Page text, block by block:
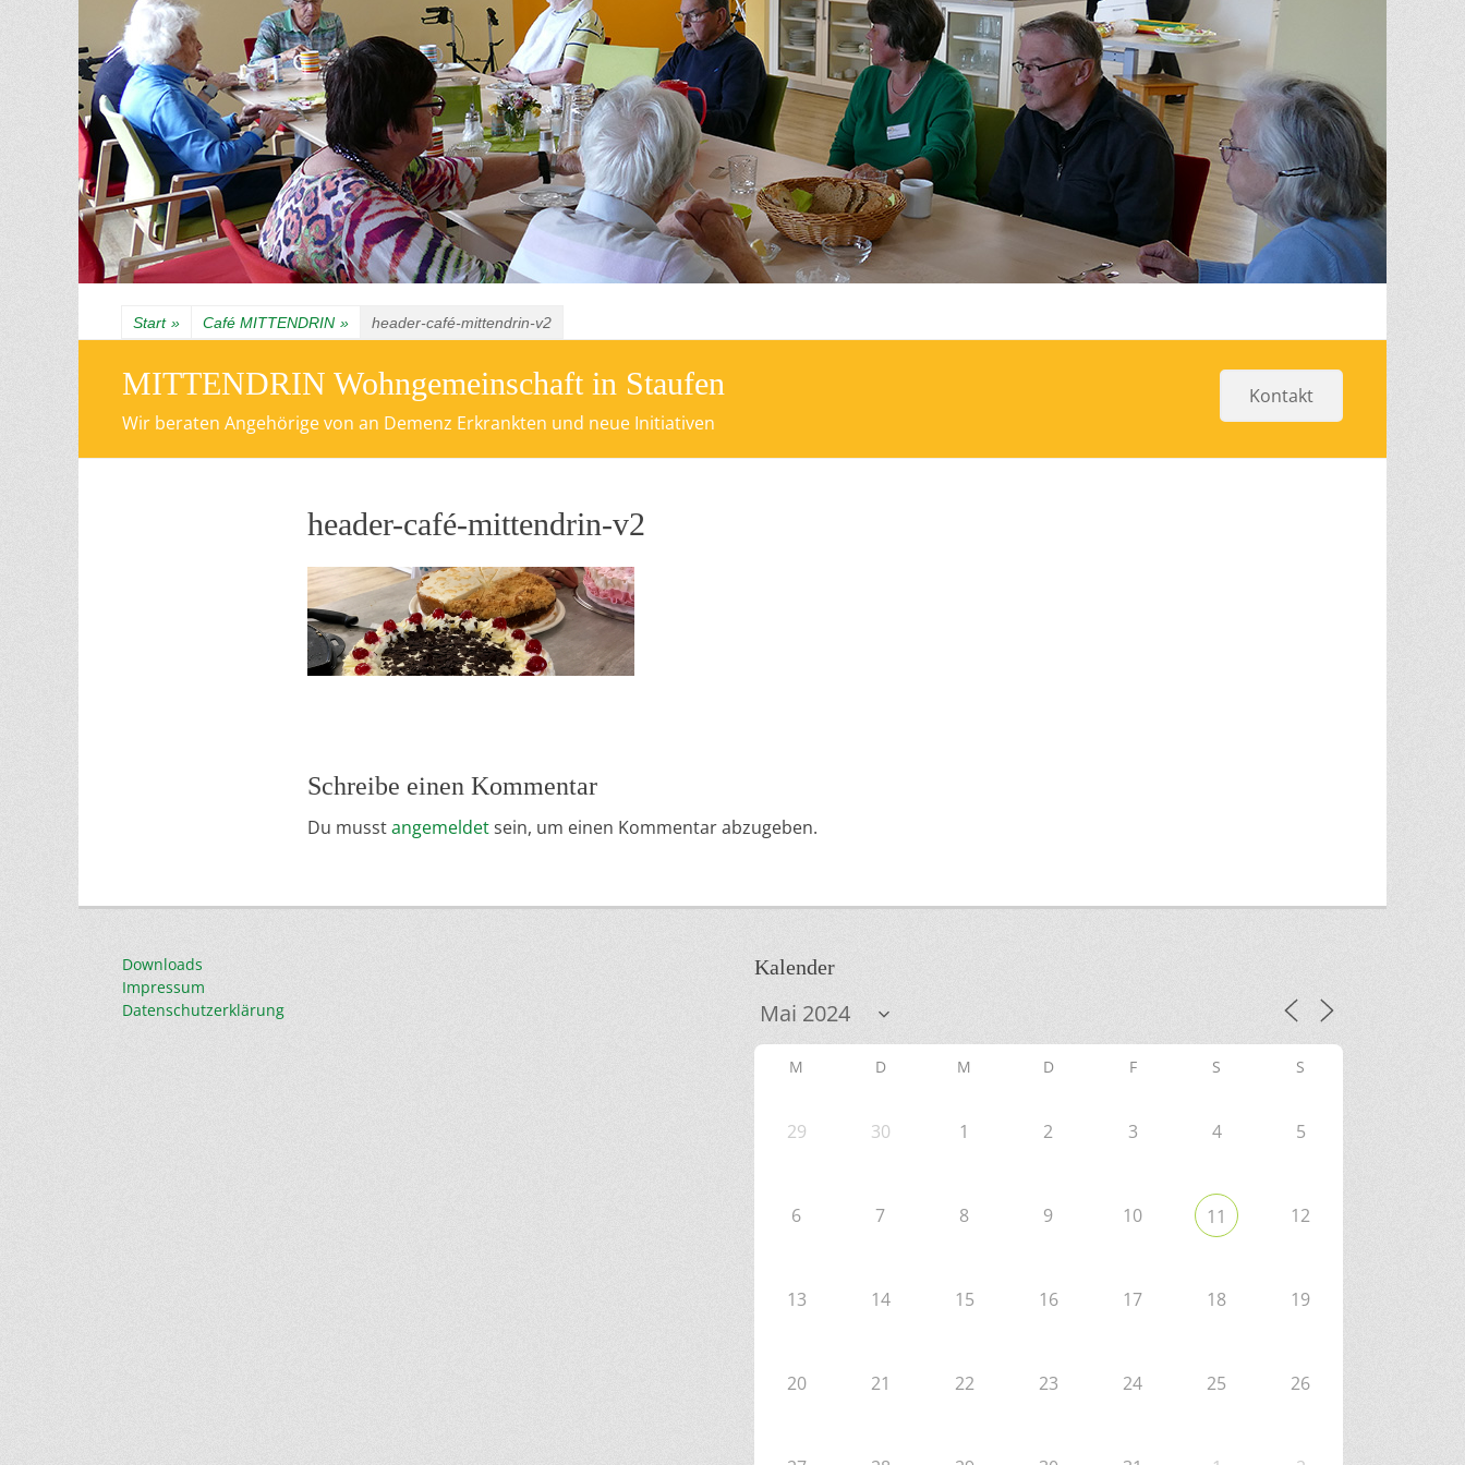
Start » Café MITTENDRIN » header-café-mittendrin-v2
MITTENDRIN Wohngemeinschaft in Staufen
Wir beraten Angehörige von an Demenz Erkrankten und neue Initiativen
Kontakt
header-café-mittendrin-v2
Schreibe einen Kommentar
Du musstangemeldetsein, um einen Kommentar abzugeben.
Downloads
Impressum
Datenschutzerklärung
Kalender
M D M D F S S
29 30 1 2 3 4 5
6 7 8 9 10 11 12
13 14 15 16 17 18 19
20 21 22 23 24 25 26